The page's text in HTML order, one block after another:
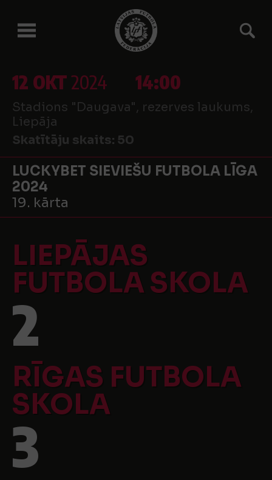
12 OKT2024 14:00
Stadions "Daugava", rezerves laukums,
Liepāja
Skatītāju skaits: 50
LUCKYBET SIEVIEŠU FUTBOLA LĪGA
2024
19. kārta
LIEPĀJAS
FUTBOLA SKOLA
2
RĪGAS FUTBOLA
SKOLA
3